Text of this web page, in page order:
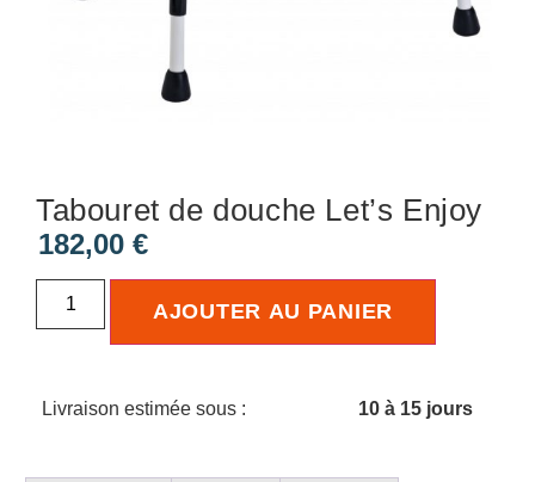
Tabouret de douche Let’s Enjoy
182,00 €
AJOUTER AU PANIER
Livraison estimée sous : 10 à 15 jours